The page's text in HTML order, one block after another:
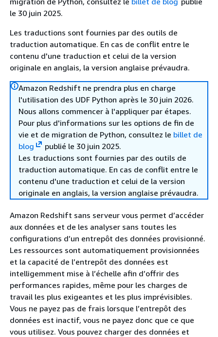
le 30 juin 2025.
Les traductions sont fournies par des outils de
traduction automatique. En cas de conflit entre le
contenu d'une traduction et celui de la version
originale en anglais, la version anglaise prévaudra.
Amazon Redshift ne prendra plus en charge
l'utilisation des UDF Python après le 30 juin 2026.
Nous allons commencer à l'appliquer par étapes.
Pour plus d'informations sur les options de fin de
vie et de migration de Python, consultez le billet de
blog
publié le 30 juin 2025.
Les traductions sont fournies par des outils de
traduction automatique. En cas de conflit entre le
contenu d'une traduction et celui de la version
originale en anglais, la version anglaise prévaudra.
Amazon Redshift sans serveur vous permet d’accéder
aux données et de les analyser sans toutes les
configurations d’un entrepôt des données provisionné.
Les ressources sont automatiquement provisionnées
et la capacité de l’entrepôt des données est
intelligemment mise à l’échelle afin d’offrir des
performances rapides, même pour les charges de
travail les plus exigeantes et les plus imprévisibles.
Vous ne payez pas de frais lorsque l’entrepôt des
données est inactif, vous ne payez donc que ce que
vous utilisez. Vous pouvez charger des données et